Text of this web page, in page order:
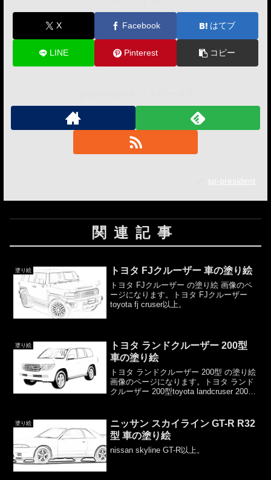
X Facebook はてブ
LINE Pinterest コピー
sp-president
関連記事
塗り絵 トヨタ FJクルーザー 車の塗り絵
トヨタ FJクルーザー の塗り絵 画像のペ
ージになります。トヨタ FJクルーザー
toyota fj cruser以上。
塗り絵
トヨタ ランドクルーザー 200型
車の塗り絵
トヨタ ランドクルーザー 200型 の塗り絵
画像のページになります。トヨタ ランド
クルーザー 200型toyota landcruser 200以
塗り絵
ニッサン スカイライン GT-R R32
型 車の塗り絵
nissan skyline GT-R以上。